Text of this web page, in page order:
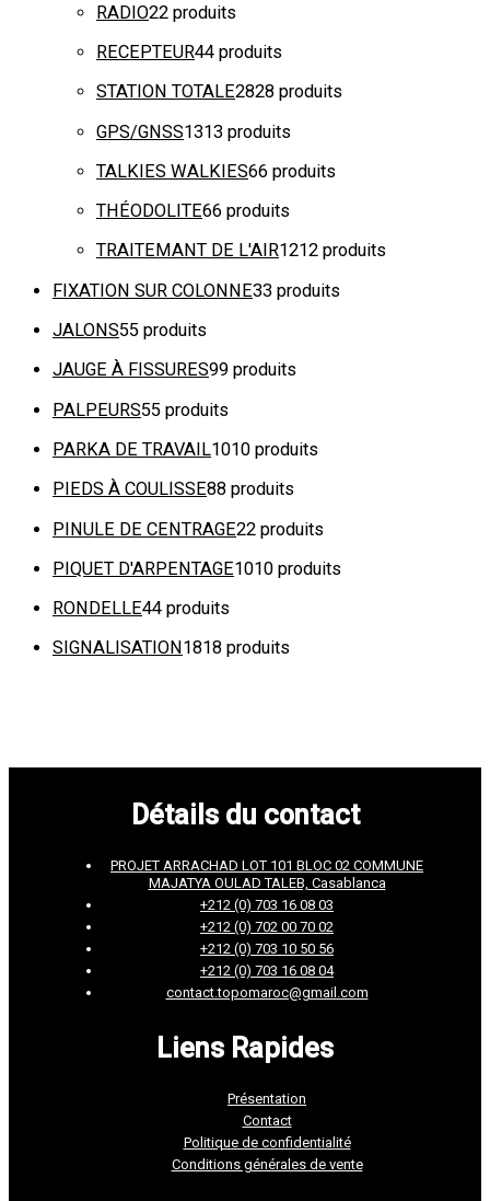
RADIO22 produits
RECEPTEUR44 produits
STATION TOTALE2828 produits
GPS/GNSS1313 produits
TALKIES WALKIES66 produits
THÉODOLITE66 produits
TRAITEMANT DE L'AIR1212 produits
FIXATION SUR COLONNE33 produits
JALONS55 produits
JAUGE À FISSURES99 produits
PALPEURS55 produits
PARKA DE TRAVAIL1010 produits
PIEDS À COULISSE88 produits
PINULE DE CENTRAGE22 produits
PIQUET D'ARPENTAGE1010 produits
RONDELLE44 produits
SIGNALISATION 1818 produits
Détails du contact
PROJET ARRACHAD LOT 101 BLOC 02 COMMUNE
MAJATYA OULAD TALEB, Casablanca
+212 (0) 703 16 08 03
+212 (0) 702 00 70 02
+212 (0) 703 10 50 56
+212 (0) 703 16 08 04
contact.topomaroc@gmail.com
Liens Rapides
Présentation
Contact
Politique de confidentialité
Conditions générales de vente